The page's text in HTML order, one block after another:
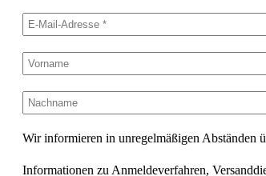
Wir informieren in unregelmäßigen Abständen
Informationen zu Anmeldeverfahren,